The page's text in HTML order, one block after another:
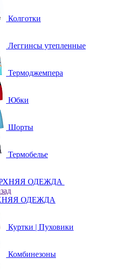
Колготки
Леггинсы утепленные
Термоджемпера
Юбки
Шорты
Термобелье
ОДЕЖДА
ОДЕЖДА
Куртки | Пуховики
Комбинезоны